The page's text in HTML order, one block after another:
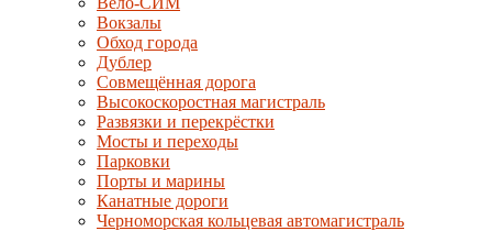
Вокзалы
Обход города
Дублер
Совмещённая дорога
Высокоскоростная магистраль
Развязки и перекрёстки
Мосты и переходы
Парковки
Порты и марины
Канатные дороги
Черноморская кольцевая автомагистраль